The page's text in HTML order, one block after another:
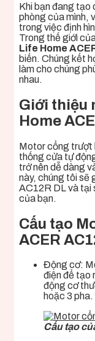
Khi bạn đang tạo
phòng của mình,
trong việc định
Trong thế giới
Life Home
biến. Chúng kết
làm cho chúng
nhau.
Giới thiệu
Home
Motor cổng trượt
thống cửa tự
trở nên dễ dàng
này, chúng tôi sẽ
AC12R DLvà tại
của bạn.
Cấu tạo
ACER
Động cơ:
điện để tạo
động cơ
hoặc 3 pha.
Cấu tạo